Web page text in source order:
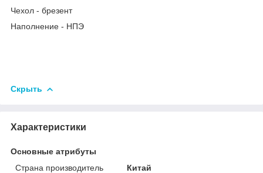
Чехол - брезент
Наполнение - НПЭ
Скрыть
Характеристики
Основные атрибуты
Страна производитель
Китай